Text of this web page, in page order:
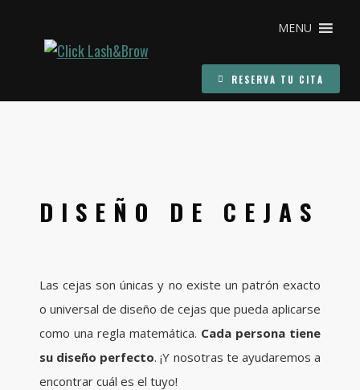
MENU
RESERVA TU CITA
DISEÑO DE CEJAS
Las cejas son únicas y no existe un patrón exacto
o universal de diseño de cejas que pueda aplicarse
como una regla matemática. Cada persona tiene
su diseño perfecto. ¡Y nosotras te ayudaremos a
encontrar cuál es el tuyo!